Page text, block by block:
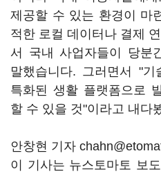
제공할 수 있는 환경이 마
적한 로컬 데이터나 결제
서 국내 사업자들이 당분
말했습니다. 그러면서 "기
특화된 생활 플랫폼으로
할 수 있을 것"이라고 내다
안창현 기자
이 기사는 뉴스토마토 보